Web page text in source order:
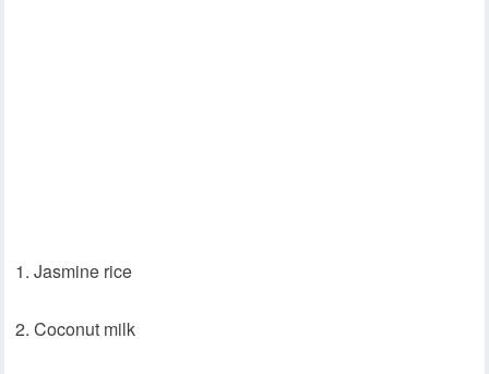
1. Jasmine rice
2. Coconut milk